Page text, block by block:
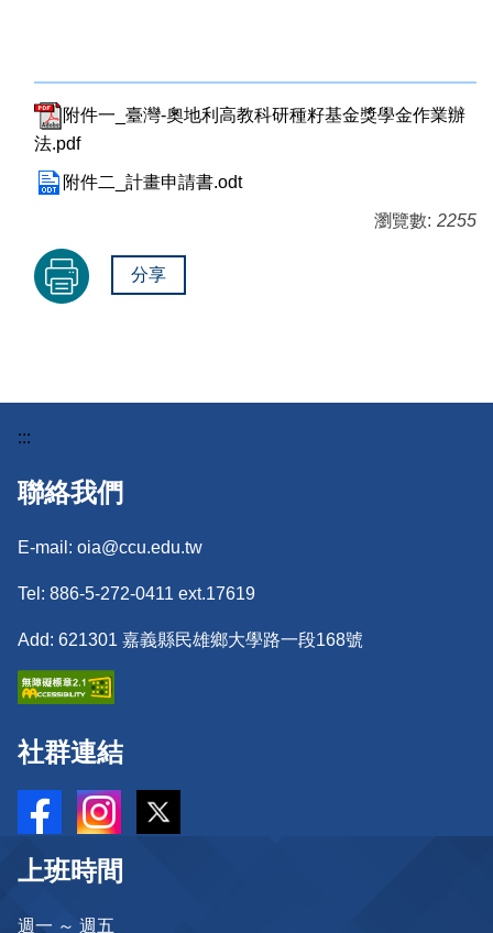
附件一_臺灣-奧地利高教科研種籽基金獎學金作業辦
法.pdf
附件二_計畫申請書.odt
瀏覽數: 2255
分享
:::
聯絡我們
E-mail: oia@ccu.edu.tw
Tel: 886-5-272-0411 ext.17619
Add: 621301 嘉義縣民雄鄉大學路一段168號
社群連結
上班時間
週一 ～ 週五